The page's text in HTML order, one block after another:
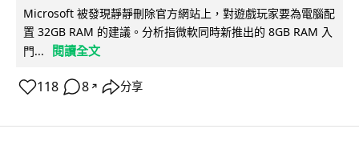
Microsoft 被發現靜靜刪除官方網站上，對遊戲玩家要為電腦配
置 32GB RAM 的建議。分析指微軟同時新推出的 8GB RAM 入
門...
閱讀全文
118 8 ↗ 分享